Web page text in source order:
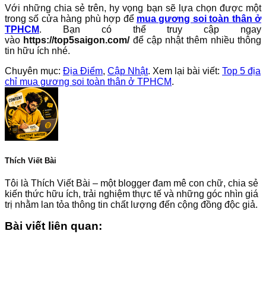
Với những chia sẻ trên, hy vọng bạn sẽ lựa chọn được một
trong số cửa hàng phù hợp để mua gương soi toàn thân ở
TPHCM. Bạn có thể truy cập ngay
vào https://top5saigon.com/để cập nhật thêm nhiều thông
tin hữu ích nhé.
Chuyên mục: Địa Điểm, Cập Nhật. Xem lại bài viết: Top 5 địa
chỉ mua gương soi toàn thân ở TPHCM.
Thích Viết Bài
Tôi là Thích Viết Bài – một blogger đam mê con chữ, chia sẻ
kiến thức hữu ích, trải nghiệm thực tế và những góc nhìn giá
trị nhằm lan tỏa thông tin chất lượng đến cộng đồng độc giả.
Bài viết liên quan: